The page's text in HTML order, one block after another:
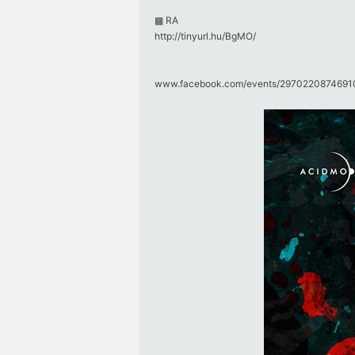
▩ RA
http://tinyurl.hu/BgMO/
www.facebook.com/​events/​